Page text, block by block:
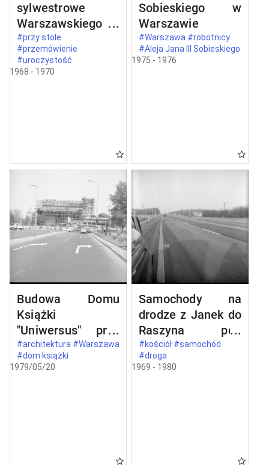
sylwestrowe
Warszawskiego
Komitetu
Zjednoczonego
Stronnictwa
#przy stole
#przemówienie
#uroczystość
1968 - 1970
Sobieskiego w
Warszawie
#Warszawa #robotnicy
#Aleja Jana III Sobieskiego
1975 - 1976
Budowa Domu
Książki
"Uniwersus" przy
ul. Belwederskiej
20/22 w
#architektura #Warszawa
#dom książki
1979/05/20
Samochody na
drodze z Janek do
Raszyna pod
Warszawą
#kościół #samochód
#droga
1969 - 1980